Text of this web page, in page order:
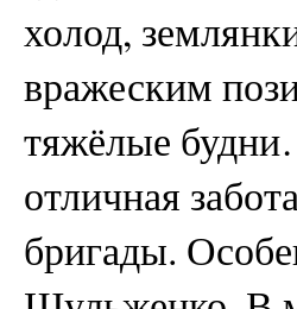
холод,
вражеским
тяжёлые
отличная
бригады.